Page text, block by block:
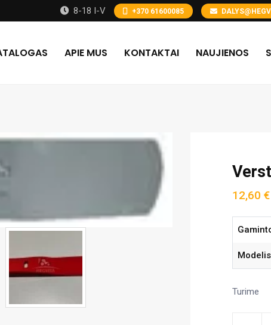
8-18 I-V +370 61600085
APIE MUS KONTAKTAI NAUJIENOS
12,60 €
Modelis
Turime